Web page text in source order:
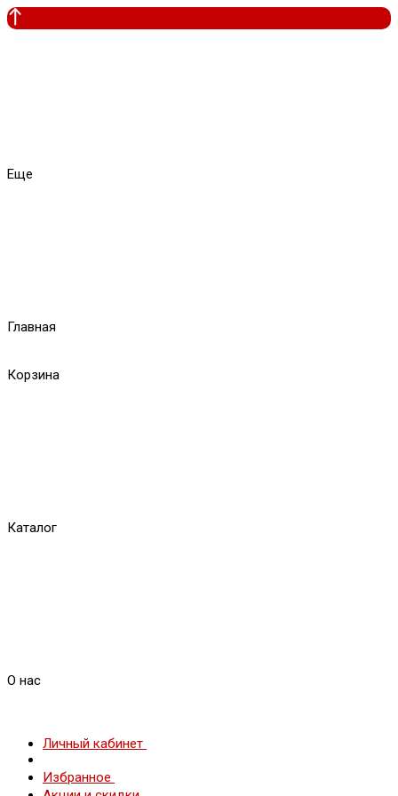
Еще
Главная
Корзина
Каталог
О нас
Личный кабинет
Избранное